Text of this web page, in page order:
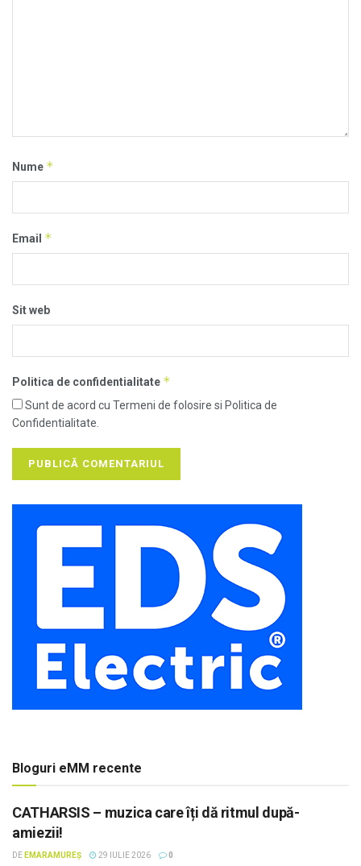
Nume *
Email *
Sit web
Politica de confidentialitate *
Sunt de acord cu Termeni de folosire si Politica de
Confidentialitate.
Bloguri eMM recente
CATHARSIS – muzica care îți dă ritmul după-
amiezii!
DE EMARAMUREȘ 29 IULIE 2026 0